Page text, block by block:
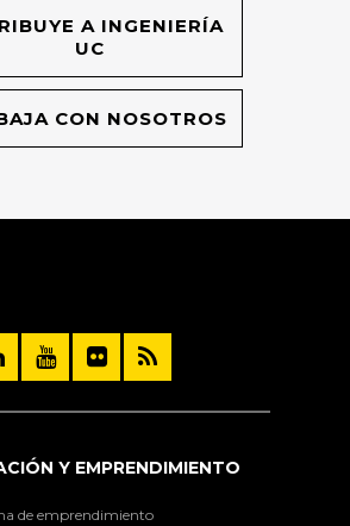
A INGENIERÍA
UC
CON NOSOTROS
Y EMPRENDIMIENTO
de emprendimiento